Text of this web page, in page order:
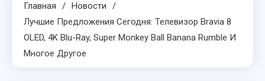
Главная
Новости
Лучшие Предложения Сегодня: Телевизор Bravia 8
OLED, 4K Blu-Ray, Super Monkey Ball Banana Rumble И
Многое Другое